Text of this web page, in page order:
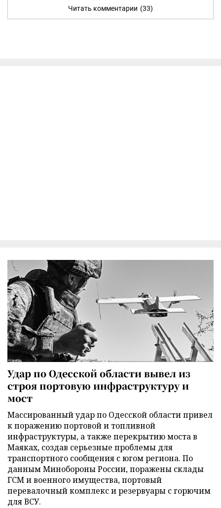
Читать комментарии (33)
Удар по Одесской области вывел из
строя портовую инфраструктуру и
мост
Массированный удар по Одесской области привел
к поражению портовой и топливной
инфраструктуры, а также перекрытию моста в
Маяках, создав серьезные проблемы для
транспортного сообщения с югом региона. По
данным Минобороны России, поражены склады
ГСМ и военного имущества, портовый
перевалочный комплекс и резервуары с горючим
для ВСУ.